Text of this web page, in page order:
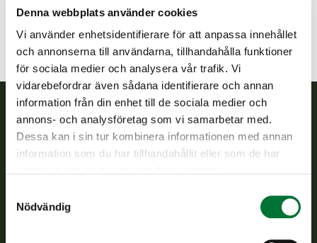
Denna webbplats använder cookies
Vi använder enhetsidentifierare för att anpassa innehållet
och annonserna till användarna, tillhandahålla funktioner
för sociala medier och analysera vår trafik. Vi
vidarebefordrar även sådana identifierare och annan
information från din enhet till de sociala medier och
annons- och analysföretag som vi samarbetar med.
Dessa kan i sin tur kombinera informationen med annan
information som du har tillhandahållit eller som de har
Nödvändig
Finlands viltcentral
verkställs och svarar för de offentliga förvaltningsuppgifter
som föreskrivs.